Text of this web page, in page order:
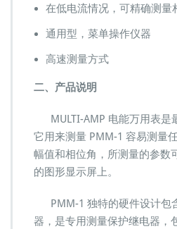
器
o
l
t
i
e
r
在低电流情况，可精确测量
通用型，菜单操作仪器
高速测量方式
二、产品说明
MULTI-AMP 电能万用表是
它用来测量 PMM-1 容易测量
幅值和相位角，所测量的参数
的图形显示屏上。
PMM-1 独特的硬件设计包
器，是专用测量保护继电器，